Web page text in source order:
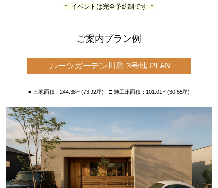
＊ イベントは完全予約制です ＊
ご案内プラン例
ルーツガーデン川島 3号地 PLAN
■ 土地面積：244.38㎡(73.92坪) □ 施工床面積：101.01㎡(30.55坪)